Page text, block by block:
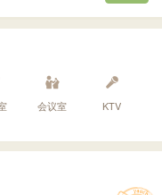
会议室 KTV